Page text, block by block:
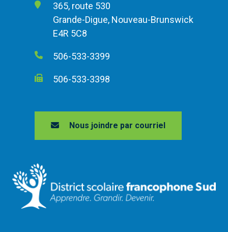
365, route 530
Grande-Digue, Nouveau-Brunswick
E4R 5C8
506-533-3399
506-533-3398
Nous joindre par courriel